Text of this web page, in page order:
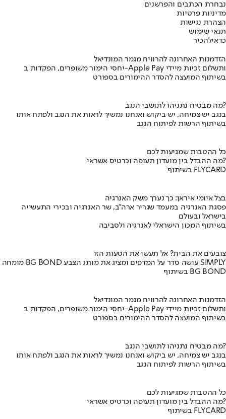
נבחרת הכתבים והפרשנים
מדיניות פרטיות
הצהרת נגישות
תנאי שימוש
כדאילהכיר
הזדמנות האחרונה להרוויח מגמר המונדיאל
יחסי הימור משופרים, הפקדות ב-Apple Pay ותשלום זכיות מיידי
בשיתוף המועצה להסדר ההימורים בספורט
מה מבטיח נתניהו לתושבי הנגב?
בנגב יש צמיחה, יש ביקוש ואנחנו נמשיך לראות את הנגב ולפתח אותו
בשיתוף הרשות לפיתוח הנגב
כל ההטבות שמגיעות לכם
מה ההבדל בין מועדון תעופה וכרטיס אשראי?
בשיתוף FLYCARD
בצל איומי איראן: כך נערך משק האנרגיה
פסגת האנרגיה במעמד שגריר ארה"ב, שר האנרגיה ובכירי התעשייה
בישראל ובעולם
בשיתוף המכון הישראלי לאנרגיה ולסביבה
צובעים את הבית? אל תעשו את הטעות הזו
מומחה BG BOND עושה סדר על המדפים ומציג את מותג הצבע SIMPLY
בשיתוף BG BOND
הזדמנות האחרונה להרוויח מגמר המונדיאל
יחסי הימור משופרים, הפקדות ב-Apple Pay ותשלום זכיות מיידי
בשיתוף המועצה להסדר ההימורים בספורט
מה מבטיח נתניהו לתושבי הנגב?
בנגב יש צמיחה, יש ביקוש ואנחנו נמשיך לראות את הנגב ולפתח אותו
בשיתוף הרשות לפיתוח הנגב
כל ההטבות שמגיעות לכם
מה ההבדל בין מועדון תעופה וכרטיס אשראי?
בשיתוף FLYCARD